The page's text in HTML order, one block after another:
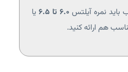
باید نمره آیلتس ۶.۰ تا ۶.۵
یا